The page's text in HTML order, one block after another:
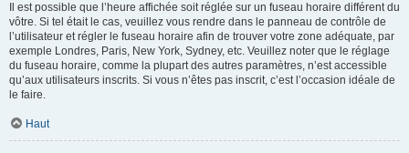
Il est possible que l’heure affichée soit réglée sur un fuseau horaire différent du
vôtre. Si tel était le cas, veuillez vous rendre dans le panneau de contrôle de
l’utilisateur et régler le fuseau horaire afin de trouver votre zone adéquate, par
exemple Londres, Paris, New York, Sydney, etc. Veuillez noter que le réglage
du fuseau horaire, comme la plupart des autres paramètres, n’est accessible
qu’aux utilisateurs inscrits. Si vous n’êtes pas inscrit, c’est l’occasion idéale de
le faire.
Haut